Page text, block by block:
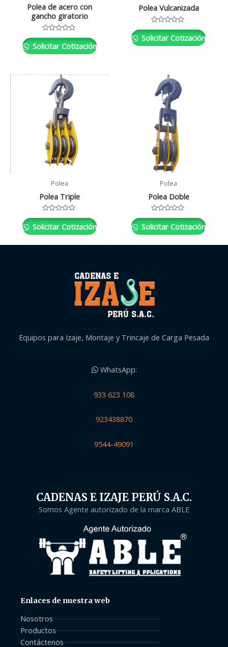
Polea de acero con
gancho giratorio
Valorado
con
0
de
Solicitar Cotización
Polea Vulcanizada
Valorado
con
0
de
Solicitar Cotización
Polea
Polea Triple
Valorado
con
0
de
Solicitar Cotización
Polea
Polea Doble
Valorado
con
0
de
Solicitar Cotización
Equipos para Izaje, Montaje y Trincaje de Carga Pesada
WhatsApp:
933 623 108
923438870
9544-49091
CADENAS E IZAJE PERÚ S.A.C.
Somos Agente autorizado de la marca ABLE
Enlaces de nuestra web
Nosotros
Productos
Contáctenos